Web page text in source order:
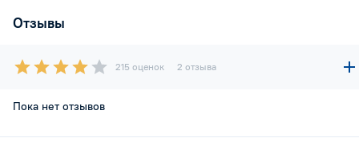
Отзывы
215 оценок 2 отзыва
Пока нет отзывов